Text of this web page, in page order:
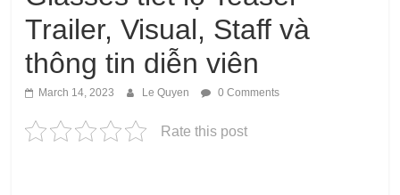
Trailer, Visual, Staff và
thông tin diễn viên
March 14, 2023 Le Quyen 0 Comments
Rate this post